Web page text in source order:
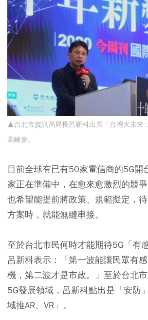
▲台北市資訊局局長呂新科出席「台灣大未來
高峰會。
目前全球有已有50家電信商的5G開
家正在準備中，在愈來愈激烈的競
也希望能提前將政策、規範擬定，
方案時，就能無縫串接。
至於台北市民何時才能期待5G「有
呂新科表示：「第一波能讓民眾有
機，第二波才是市政。」至於台北
5G發展領域，呂新科點出是「安防
域推AR、VR」。